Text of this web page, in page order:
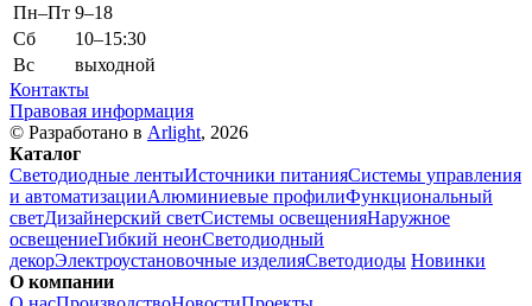
Пн–Пт 9–18
Сб
10–15:30
Вс
выходной
Контакты
Правовая информация
© Разработано в Arlight, 2026
Каталог
Светодиодные лентыИсточники питанияСистемы управления
и автоматизацииАлюминиевые профилиФункциональный
светДизайнерский светСистемы освещенияНаружное
освещениеГибкий неонСветодиодный
декорЭлектроустановочные изделияСветодиоды Новинки
О компании